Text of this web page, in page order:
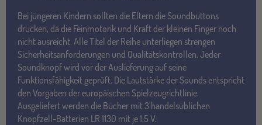
Bei jüngeren Kindern sollten die Eltern die Soundbuttons
drücken, da die Feinmotorik und Kraft der kleinen Finger noch
nicht ausreicht. Alle Titel der Reihe unterliegen strengen
Sicherheitsanforderungen und Qualitätskontrollen. Jeder
Soundknopf wird vor der Auslieferung auf seine
Funktionsfähigkeit geprüft. Die Lautstärke der Sounds entspricht
den Vorgaben der europäischen Spielzeugrichtlinie.
Ausgeliefert werden die Bücher mit 3 handelsüblichen
Knopfzell-Batterien LR 1130 mit je 1,5 V.